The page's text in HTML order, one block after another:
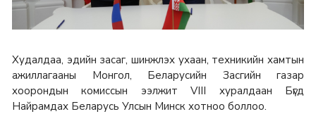
Худалдаа, эдийн засаг, шинжлэх ухаан, техникийн хамтын
ажиллагааны Монгол, Беларусийн Засгийн газар
хоорондын комиссын ээлжит VIII хуралдаан Бүгд
Найрамдах Беларусь Улсын Минск хотноо боллоо.